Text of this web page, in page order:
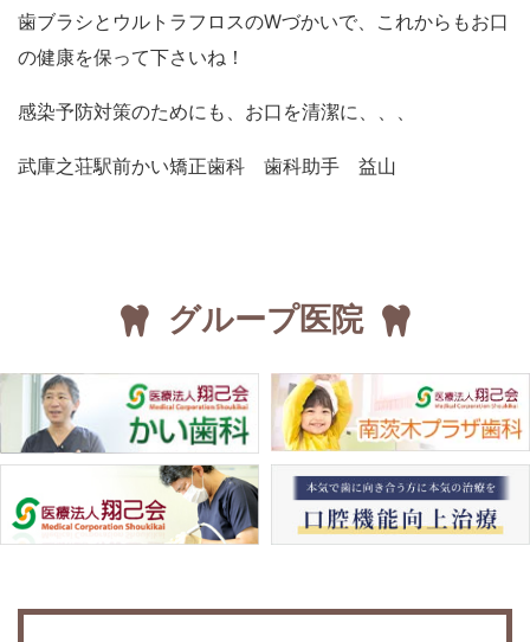
歯ブラシとウルトラフロスのWづかいで、これからもお口
の健康を保って下さいね！
感染予防対策のためにも、お口を清潔に、、、
武庫之荘駅前かい矯正歯科 歯科助手 益山
グループ医院